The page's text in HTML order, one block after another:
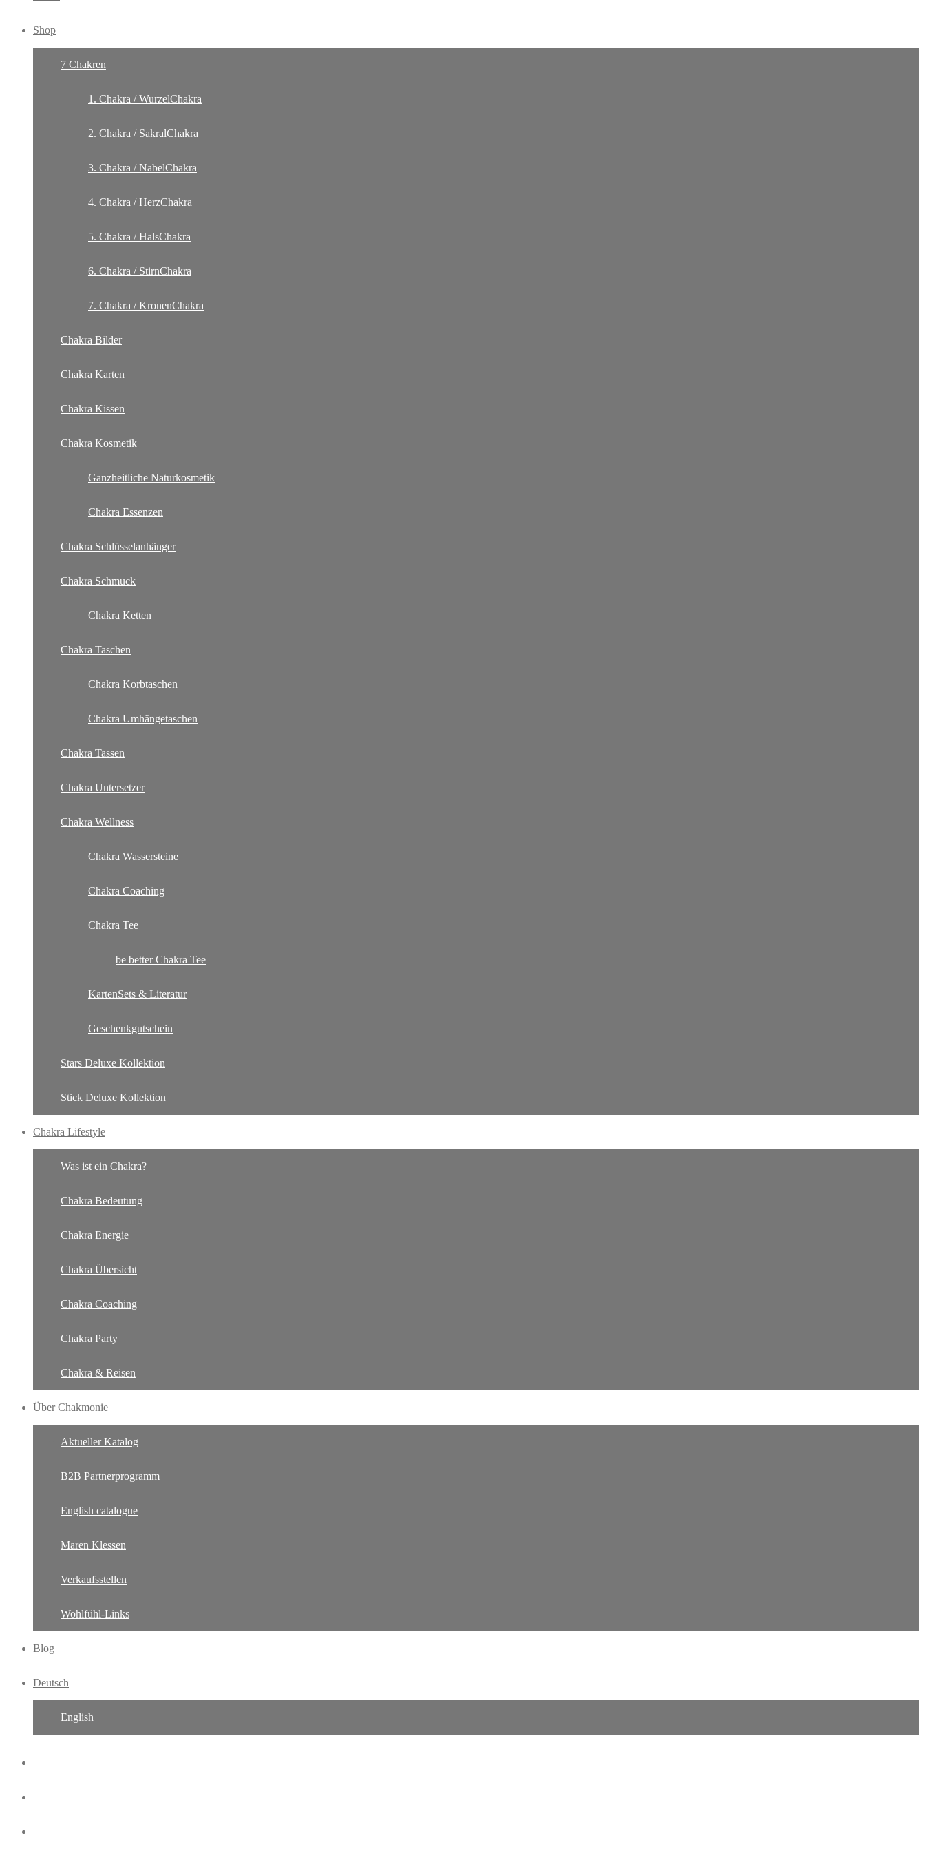
Shop
7 Chakren
1. Chakra / WurzelChakra
2. Chakra / SakralChakra
3. Chakra / NabelChakra
4. Chakra / HerzChakra
5. Chakra / HalsChakra
6. Chakra / StirnChakra
7. Chakra / KronenChakra
Chakra Bilder
Chakra Karten
Chakra Kissen
Chakra Kosmetik
Ganzheitliche Naturkosmetik
Chakra Essenzen
Chakra Schlüsselanhänger
Chakra Schmuck
Chakra Ketten
Chakra Taschen
Chakra Korbtaschen
Chakra Umhängetaschen
Chakra Tassen
Chakra Untersetzer
Chakra Wellness
Chakra Wassersteine
Chakra Coaching
Chakra Tee
be better Chakra Tee
KartenSets & Literatur
Geschenkgutschein
Stars Deluxe Kollektion
Stick Deluxe Kollektion
Chakra Lifestyle
Was ist ein Chakra?
Chakra Bedeutung
Chakra Energie
Chakra Übersicht
Chakra Coaching
Chakra Party
Chakra & Reisen
Über Chakmonie
Aktueller Katalog
B2B Partnerprogramm
English catalogue
Maren Klessen
Verkaufsstellen
Wohlfühl-Links
Blog
Deutsch
English